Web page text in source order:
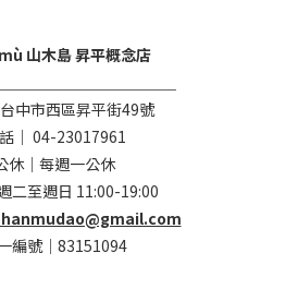
山木島 昇平概念店
中市西區昇平街49號
｜ 04-23017961
休｜每週一公休
二至週日 11:00-19:00
編號｜83151094